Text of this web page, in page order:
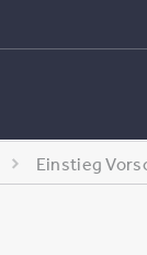
Einstieg